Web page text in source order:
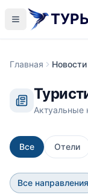
Главная Новости
Актуальные
Все Отели
Все направления